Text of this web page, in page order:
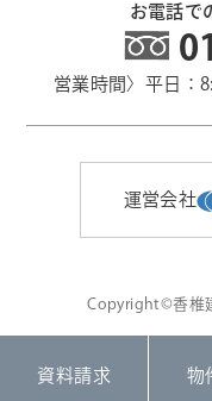
お電話で
営業時間〉平日：
運営会社
Copyright©香椎
資料請求 物